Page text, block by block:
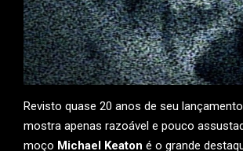
Revisto quase 20 anos de seu
mostra apenas razoável e pouco
moço Michael Keaton é o grande